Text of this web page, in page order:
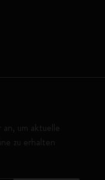
um aktuelle
zu erhalten